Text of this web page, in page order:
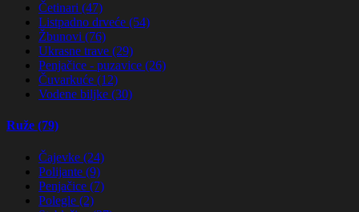
Četinari (47)
Listpadno drveće (54)
Žbunovi (76)
Ukrasne trave (29)
Penjačice - puzavice (26)
Čuvarkuće (12)
Vodene biljke (30)
Ruže (79)
Čajevke (24)
Polijante (9)
Penjačice (7)
Polegle (2)